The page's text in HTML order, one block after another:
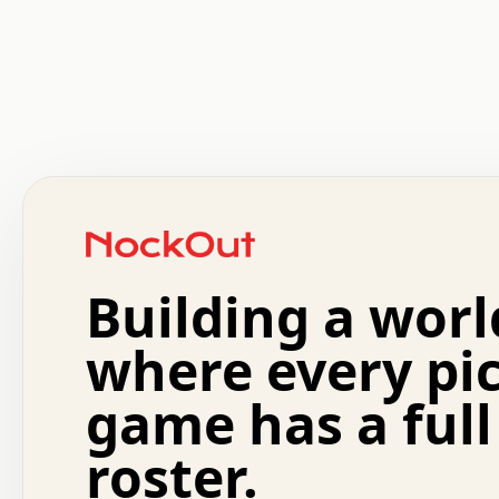
.   +   .   .   o   .   .   .   .   .   .   :   .
.   .   .   o   .   .   .   .   .   .   .   .   x   .
.   .   .   .   +   .   .   .   .   .   .   .   +
.   :   .   .   .   .   .   .   .   .   o   .   .
.   .   .   x   .   .   .   .   .   .   :   .   .   o
.   .   .   .   :   .   .   .   .   o   .   .   .
+   .   .   :   .   .   .   .   .   .   .   .   .
.   .   .   .   .   .   .   :   .   .   .   .   .
.   .   .   .   .   .   .   +   .   .   x   .   .
.   .   .   .   .   :   +   .   .   .   .   .   o
Building a
where every
game has a full
roster.